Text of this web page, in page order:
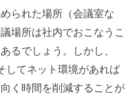
られた場所（会議室な
場所は社内でおこなうこ
るでしょう。しかし、
そしてネット環境があれば
く時間を削減することが